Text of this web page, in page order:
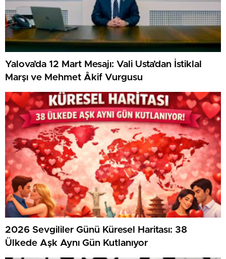
Yalova’da 12 Mart Mesajı: Vali Usta’dan İstiklal
Marşı ve Mehmet Âkif Vurgusu
2026 Sevgililer Günü Küresel Haritası: 38
Ülkede Aşk Aynı Gün Kutlanıyor